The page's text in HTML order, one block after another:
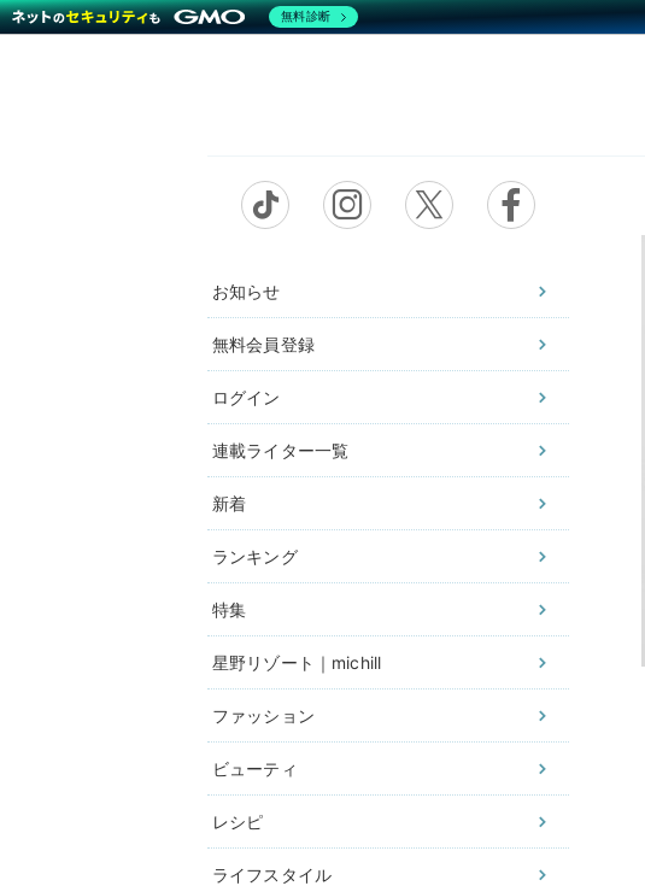
お知らせ
無料会員登録
ログイン
連載ライター一覧
新着
ランキング
特集
星野リゾート｜michill
ファッション
ビューティ
レシピ
ライフスタイル
無料診断